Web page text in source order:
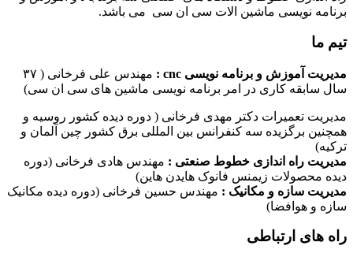
برنامه نویسی ماشین الات سی ان سی می باشد.
تیم ما
مدیریت آموزش و برنامه نویسی cnc :
مهندس علی فرخانی ( ۳۷
سال سابقه کاری در امر برنامه نویسی ماشین های سی ان سی)
مدیریت تعمیرات دکتر مهدی فرخانی ( دوره دیده کشور روسیه و
همچنین برگزیده سه کنفرانس بین المللی برق کشور چین آلمان و
ترکیه)
مدیریت راه اندازی خطوط صنعتی : مهندس هادی فرخانی (دوره
دیده محصولات زیمنس فانوک هایدن هاین)
مدیریت سازه و مکانیک : مهندس حسین فرخانی (دوره دیده مکانیک
سازه و هوافضا)
راه های ارتباطی